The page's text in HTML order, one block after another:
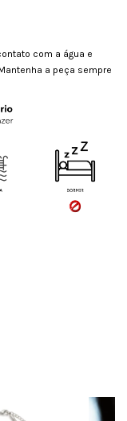
com a água e
a peça sempre